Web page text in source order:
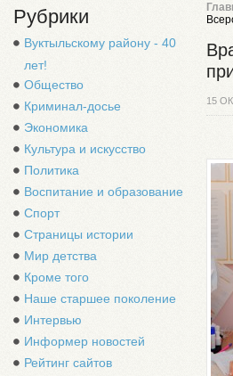
Рубрики
Вуктыльскому району - 40
лет!
Общество
Криминал-досье
Экономика
Культура и искусство
Политика
Воспитание и образование
Спорт
Страницы истории
Мир детства
Кроме того
Наше старшее поколение
Интервью
Информер новостей
Рейтинг сайтов
15